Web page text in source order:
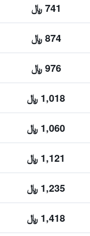
741 ﷼
874 ﷼
976 ﷼
1,018 ﷼
1,060 ﷼
1,121 ﷼
1,235 ﷼
1,418 ﷼